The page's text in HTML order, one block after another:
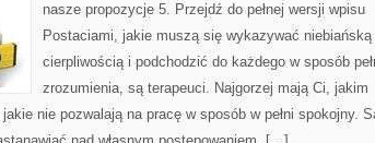
nasze propozycje 5. Przejdź do pełnej wersji wpisu
Postaciami, jakie muszą się wykazywać niebiańską
cierpliwością i podchodzić do każdego w sposób
zrozumienia, są terapeuci. Najgorzej mają Ci, jakim
nie pozwalają na pracę w sposób w pełni spokojny.